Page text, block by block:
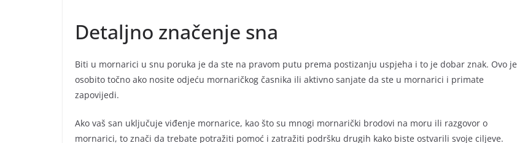
Detaljno značenje sna
Biti u mornarici u snu poruka je da ste na pravom putu prema postizanju uspjeha i to je dobar znak. Ovo je
osobito točno ako nosite odjeću mornaričkog časnika ili aktivno sanjate da ste u mornarici i primate
zapovijedi.
Ako vaš san uključuje viđenje mornarice, kao što su mnogi mornarički brodovi na moru ili razgovor o
mornarici, to znači da trebate potražiti pomoć i zatražiti podršku drugih kako biste ostvarili svoje ciljeve.